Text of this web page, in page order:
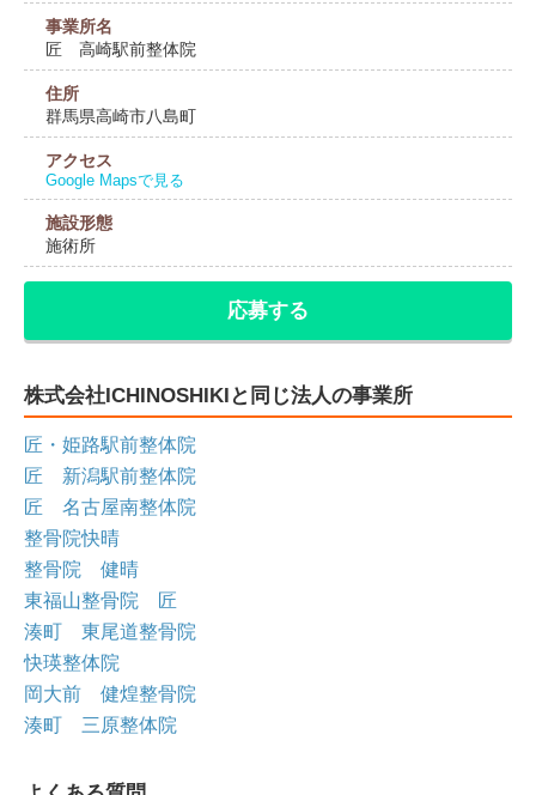
事業所名
匠 高崎駅前整体院
住所
群馬県高崎市八島町
アクセス
Google Mapsで見る
施設形態
施術所
応募する
株式会社ICHINOSHIKIと同じ法人の事業所
匠・姫路駅前整体院
匠 新潟駅前整体院
匠 名古屋南整体院
整骨院快晴
整骨院 健晴
東福山整骨院 匠
湊町 東尾道整骨院
快瑛整体院
岡大前 健煌整骨院
湊町 三原整体院